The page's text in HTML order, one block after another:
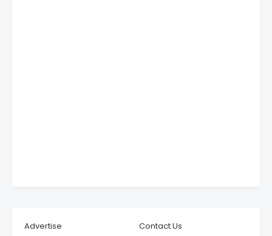
Advertise
Contact Us